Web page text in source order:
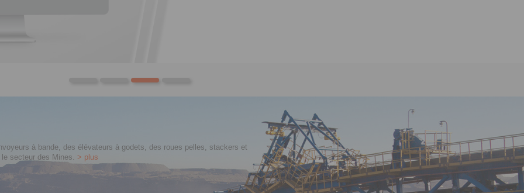
à bande, des élévateurs à godets, des roues pelles, stackers et
secteur des Mines. > plus